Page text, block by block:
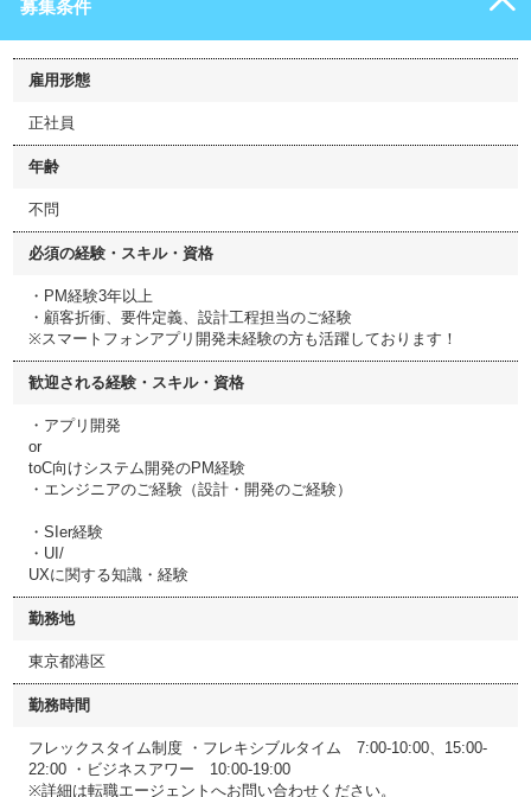
募集条件
雇用形態
正社員
年齢
不問
必須の経験・スキル・資格
・PM経験3年以上
・顧客折衝、要件定義、設計工程担当のご経験
※スマートフォンアプリ開発未経験の方も活躍しております！
歓迎される経験・スキル・資格
・アプリ開発
or
toC向けシステム開発のPM経験
・エンジニアのご経験（設計・開発のご経験）
・SIer経験
・UI/
UXに関する知識・経験
勤務地
東京都港区
勤務時間
フレックスタイム制度 ・フレキシブルタイム 7:00-10:00、15:00-
22:00 ・ビジネスアワー 10:00-19:00
※詳細は転職エージェントへお問い合わせください。